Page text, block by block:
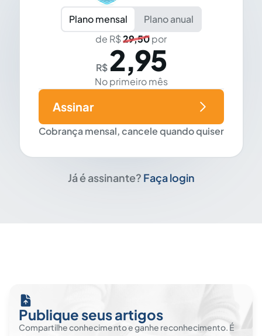
Plano mensal
Plano anual
de R$29,50por
R$ 2,95
No primeiro mês
Cobrança mensal, cancele quando quiser
Assinar
Já é assinante? Faça login
Publique seus artigos
Compartilhe conhecimento e ganhe reconhecimento. É